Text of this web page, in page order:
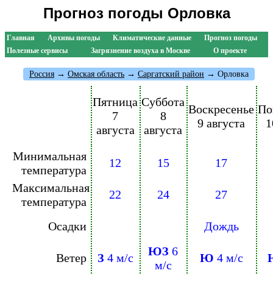
Прогноз погоды Орловка
Главная Архивы погоды Климатические данные
Прогноз погоды
Полезные сервисы
Загрязнение воздуха в Москве О проекте
Россия → Омская область → Саргатский район → Орловка
Пятница
7
августа
Суббота
8
августа
Воскресенье
9 августа
Минимальная
температура
12 15
17
Максимальная
температура
22 24 27
Осадки Дождь
Ветер З 4 м/с ЮЗ 6
м/с
Ю 4 м/с